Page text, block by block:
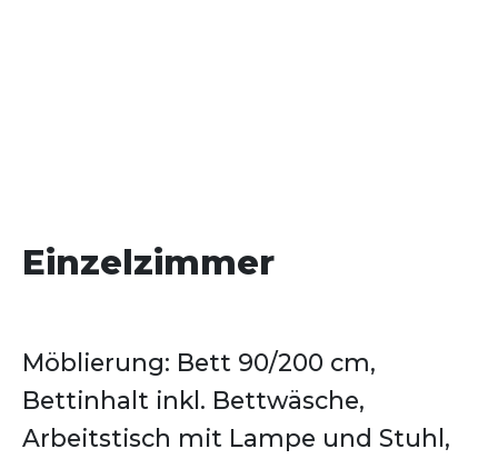
Einzelzimmer
Möblierung: Bett 90/200 cm,
Bettinhalt inkl. Bettwäsche,
Arbeitstisch mit Lampe und Stuhl,